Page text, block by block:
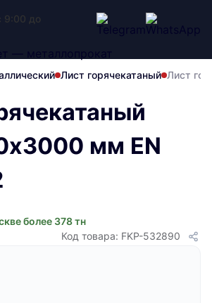
9:00 до
Лист горячекатаный Лист
мм EN
более 378 тн
Код товара: FKP-532890